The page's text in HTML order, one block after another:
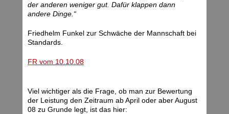
der anderen weniger gut. Dafür klappen dann
andere Dinge.“
Friedhelm Funkel zur Schwäche der Mannschaft bei
Standards.
FR vom 10.10.08
Viel wichtiger als die Frage, ob man zur Bewertung
der Leistung den Zeitraum ab April oder aber August
08 zu Grunde legt, ist das hier: